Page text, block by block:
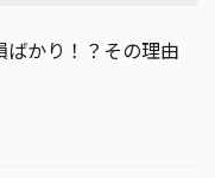
かり！？その理由